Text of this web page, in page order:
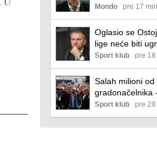
da ode"
Mondo pre 17
Oglasio se
lige neće biti
Sport klub pre
Salah milioni od
gradonačelnika
Sport klub pre